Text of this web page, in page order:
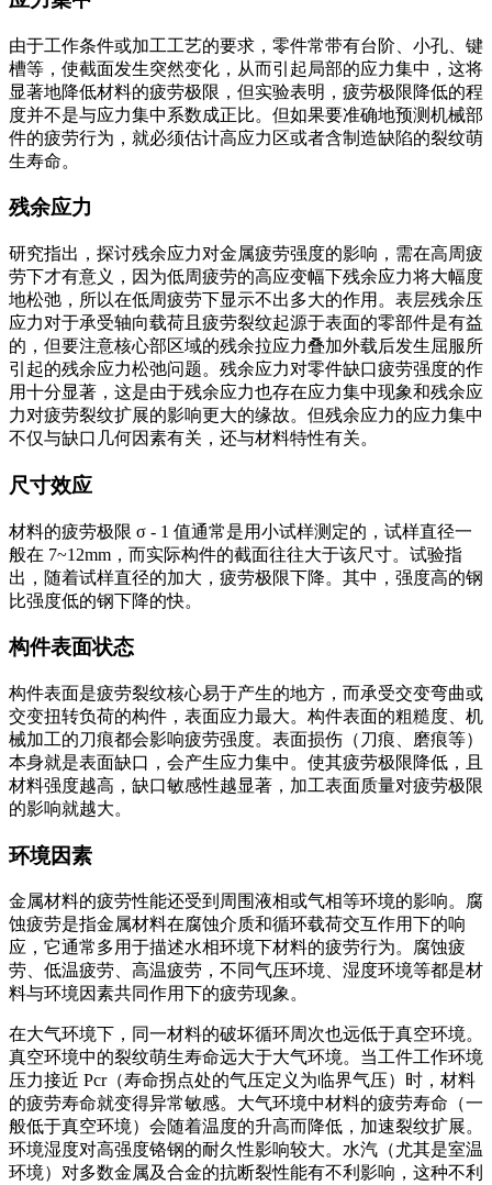
由于工作条件或加工工艺的要求，零件常带有台阶、小孔、键
槽等，使截面发生突然变化，从而引起局部的应力集中，这将
显著地降低材料的疲劳极限，但实验表明，疲劳极限降低的程
度并不是与应力集中系数成正比。但如果要准确地预测机械部
件的疲劳行为，就必须估计高应力区或者含制造缺陷的裂纹萌
生寿命。
残余应力
研究指出，探讨残余应力对金属疲劳强度的影响，需在高周疲
劳下才有意义，因为低周疲劳的高应变幅下残余应力将大幅度
地松弛，所以在低周疲劳下显示不出多大的作用。表层残余压
应力对于承受轴向载荷且疲劳裂纹起源于表面的零部件是有益
的，但要注意核心部区域的残余拉应力叠加外载后发生屈服所
引起的残余应力松弛问题。残余应力对零件缺口疲劳强度的作
用十分显著，这是由于残余应力也存在应力集中现象和残余应
力对疲劳裂纹扩展的影响更大的缘故。但残余应力的应力集中
不仅与缺口几何因素有关，还与材料特性有关。
尺寸效应
材料的疲劳极限 σ - 1 值通常是用小试样测定的，试样直径一
般在 7~12mm，而实际构件的截面往往大于该尺寸。试验指
出，随着试样直径的加大，疲劳极限下降。其中，强度高的钢
比强度低的钢下降的快。
构件表面状态
构件表面是疲劳裂纹核心易于产生的地方，而承受交变弯曲或
交变扭转负荷的构件，表面应力最大。构件表面的粗糙度、机
械加工的刀痕都会影响疲劳强度。表面损伤（刀痕、磨痕等）
本身就是表面缺口，会产生应力集中。使其疲劳极限降低，且
材料强度越高，缺口敏感性越显著，加工表面质量对疲劳极限
的影响就越大。
环境因素
金属材料的疲劳性能还受到周围液相或气相等环境的影响。腐
蚀疲劳是指金属材料在腐蚀介质和循环载荷交互作用下的响
应，它通常多用于描述水相环境下材料的疲劳行为。腐蚀疲
劳、低温疲劳、高温疲劳，不同气压环境、湿度环境等都是材
料与环境因素共同作用下的疲劳现象。
在大气环境下，同一材料的破坏循环周次也远低于真空环境。
真空环境中的裂纹萌生寿命远大于大气环境。当工件工作环境
压力接近 Pcr（寿命拐点处的气压定义为临界气压）时，材料
的疲劳寿命就变得异常敏感。大气环境中材料的疲劳寿命（一
般低于真空环境）会随着温度的升高而降低，加速裂纹扩展。
环境湿度对高强度铬钢的耐久性影响较大。水汽（尤其是室温
环境）对多数金属及合金的抗断裂性能有不利影响，这种不利